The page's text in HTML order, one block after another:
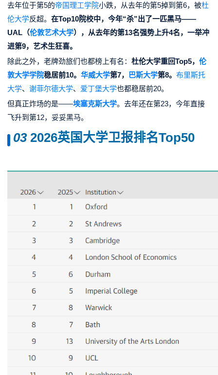
去年位于第5的帝国理工学院小跌，从去年的第5掉到第6，被杜
伦大学反超。 在Top10院校中，今年“杀”出了一匹黑马——
UAL（伦敦艺术大学），从去年的第13名强势上升4名，一举冲
进第9， 艺术生狂喜。
除此之外，老牌劲旅们也都榜上有名： 杜伦大学重回Top5， 伦
敦大学学院稳居前10。 华威大学第7， 巴斯大学第8。 布里斯托
大学、 谢菲尔德大学、 爱丁堡大学也都稳居前20。
但真正炸场的是——埃塞克斯大学。去年还在第23，今年直接
飞升到第12，妥妥黑马。
03 2026英国大学卫报排名Top50